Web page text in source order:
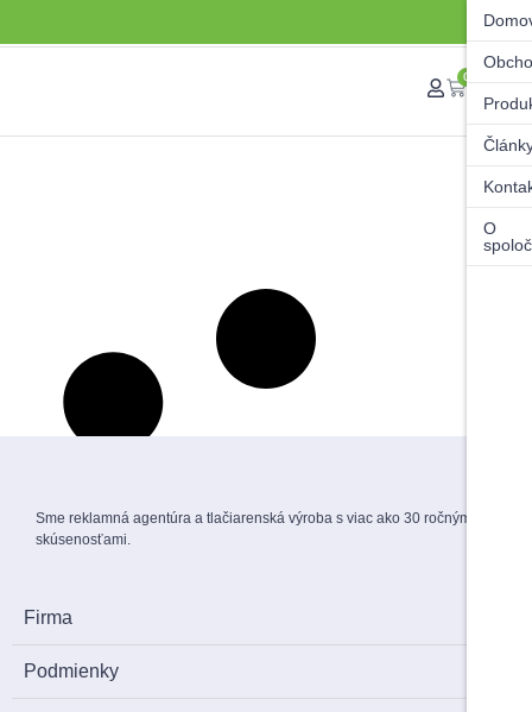
0
O
Sme reklamná agentúra a tlačiarenská výroba s viac ako 30 ročnými
skúsenosťami.
Firma
Podmienky